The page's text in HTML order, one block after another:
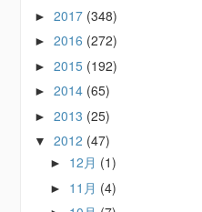
►2017 (348)
►2016 (272)
►2015 (192)
►2014 (65)
►2013 (25)
▼2012 (47)
► 12月 (1)
► 11月 (4)